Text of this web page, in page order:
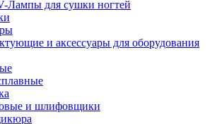
Лампы для сушки ногтей
и аксессуары для оборудования
и шлифовщики